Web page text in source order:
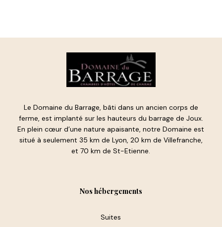
Le Domaine du Barrage, bâti dans un ancien corps de
ferme, est implanté sur les hauteurs du barrage de Joux.
En plein cœur d’une nature apaisante, notre Domaine est
situé à seulement 35 km de Lyon, 20 km de Villefranche,
et 70 km de St-Etienne.
Nos hébergements
Suites